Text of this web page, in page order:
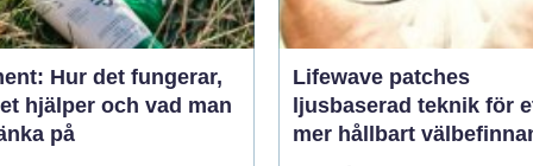
Hur det fungerar,
hjälper och vad man
på
Lifewave patches
ljusbaserad teknik för
mer hållbart